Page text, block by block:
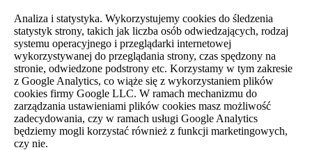
Analiza i statystyka. Wykorzystujemy cookies do śledzenia
statystyk strony, takich jak liczba osób odwiedzających, rodzaj
systemu operacyjnego i przeglądarki internetowej
wykorzystywanej do przeglądania strony, czas spędzony na
stronie, odwiedzone podstrony etc. Korzystamy w tym zakresie
z Google Analytics, co wiąże się z wykorzystaniem plików
cookies firmy Google LLC. W ramach mechanizmu do
zarządzania ustawieniami plików cookies masz możliwość
zadecydowania, czy w ramach usługi Google Analytics
będziemy mogli korzystać również z funkcji marketingowych,
czy nie.